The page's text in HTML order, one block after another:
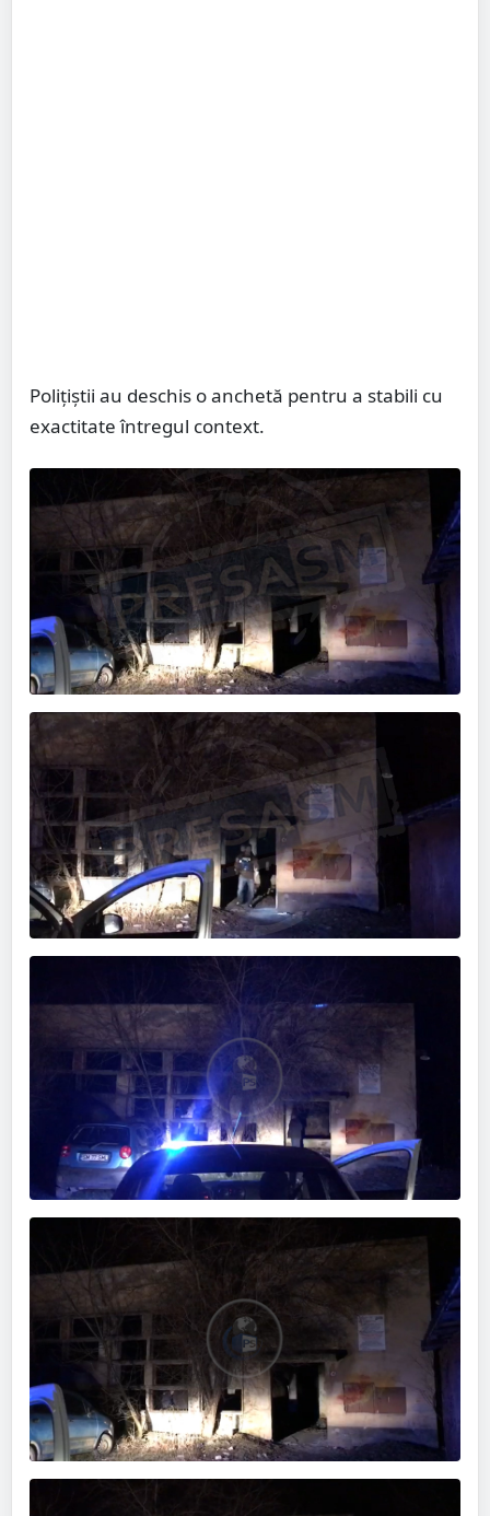
Polițiștii au deschis o anchetă pentru a stabili cu
exactitate întregul context.